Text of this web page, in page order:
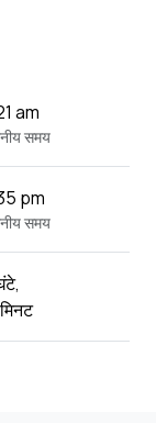
am
समय
pm
समय